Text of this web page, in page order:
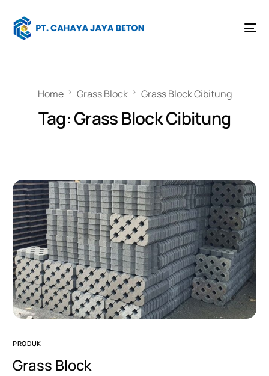
Home Grass Block Grass Block Cibitung
Tag:Grass Block Cibitung
PRODUK
Grass Block